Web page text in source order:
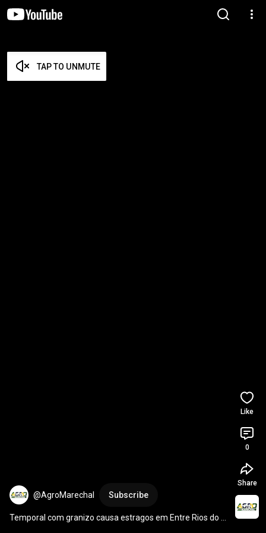
TAP TO UNMUTE
@AgroMarechal Subscribe
Temporal com granizo causa estragos em Entre Rios do
Like
0
Share